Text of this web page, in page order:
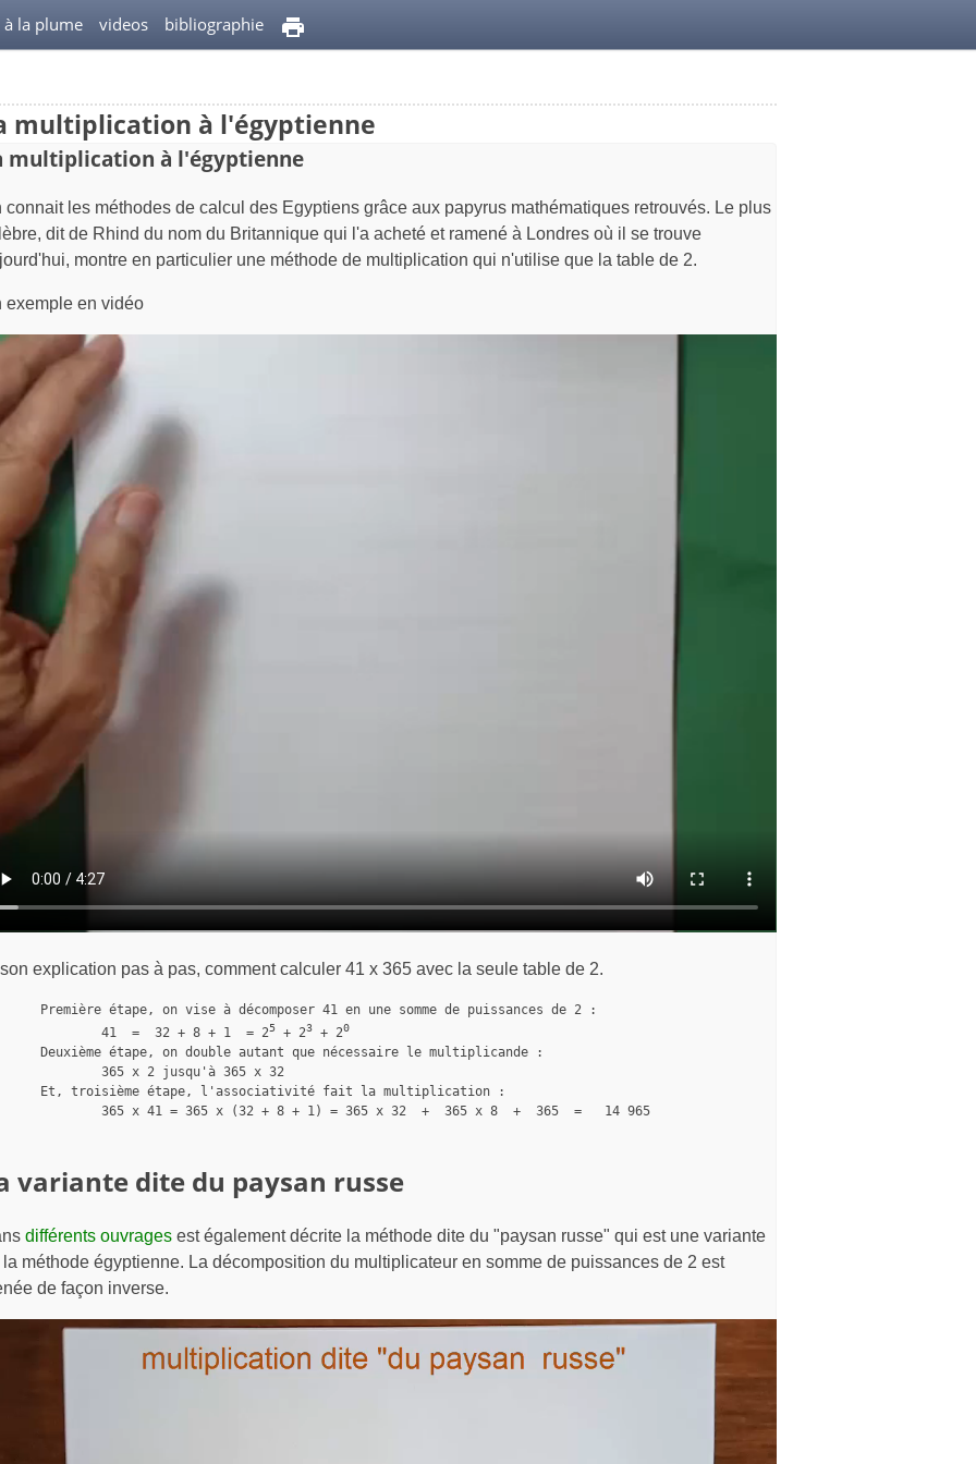
à la plume videos bibliographie
multiplication à l'égyptienne
multiplication à l'égyptienne
connait les méthodes de calcul des Egyptiens grâce aux papyrus mathématiques retrouvés. Le plus
dit de Rhind du nom du Britannique qui l'a acheté et ramené à Londres où il se trouve
montre en particulier une méthode de multiplication qui n'utilise que la table de 2.
exemple en vidéo
explication pas à pas, comment calculer 41 x 365 avec la seule table de 2.
		41  =  32 + 8 + 1  = 2
5 + 23 + 20
variante dite du paysan russe
différents ouvragesest également décrite la méthode dite du "paysan russe" qui est une variante
méthode égyptienne. La décomposition du multiplicateur en somme de puissances de 2 est
de façon inverse.